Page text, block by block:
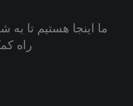
ما اینجا هستیم تا به
راه